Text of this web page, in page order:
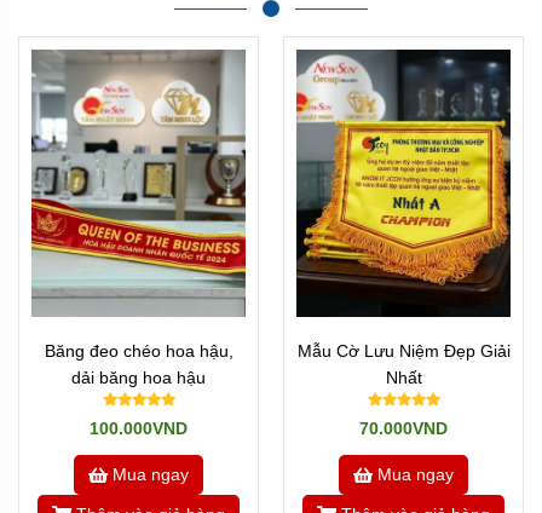
Thi ết kế miễn phí, b ào tr đời
Hotline/zalo 0901460008 / 0949920008
TOP Những Mẫu Cờ Lưu Niệm Giao
Lưu Bóng Đá Đẹp
Băng đeo chéo hoa hậu,
dải băng hoa hậu
100.000VND
Mua ngay
Mẫu Cờ Lưu Niệm Đẹp Giải
Nhất
70.000VND
Mua ngay